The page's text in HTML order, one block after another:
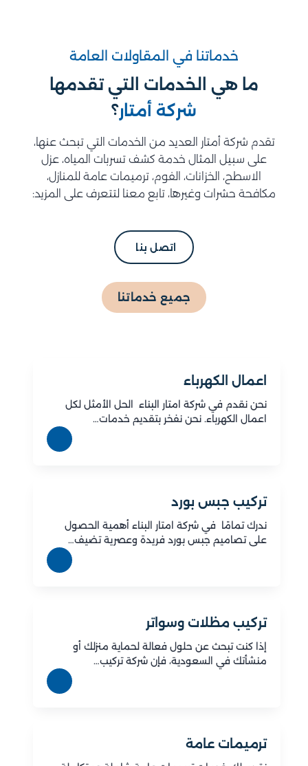
خدماتنا في المقاولات العامة
ما هي الخدمات التي تقدمها
شركة أمتار؟
تقدم شركة أمتار العديد من الخدمات التي تبحث عنها،
على سبيل المثال خدمة كشف تسربات المياه، عزل
الاسطح، الخزانات، الفوم، ترميمات عامة للمنازل،
مكافحة حشرات وغيرها، تابع معنا لتتعرف على المزيد:
اتصل بنا
جميع خدماتنا
اعمال الكهرباء
نحن نقدم في شركة امتار البناء الحل الأمثل لكل
اعمال الكهرباء. نحن نفخر بتقديم خدمات…
تركيب جبس بورد
ندرك تمامًا في شركة امتار البناء أهمية الحصول
على تصاميم جبس بورد فريدة وعصرية تضيف…
تركيب مظلات وسواتر
إذا كنت تبحث عن حلول فعالة لحماية منزلك أو
منشأتك في السعودية، فإن شركة تركيب…
ترميمات عامة